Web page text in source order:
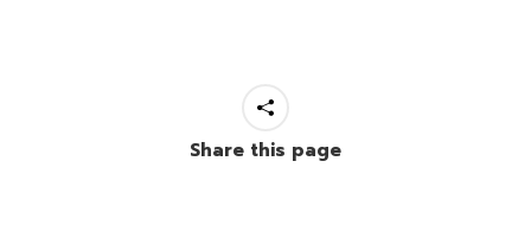
Share this page